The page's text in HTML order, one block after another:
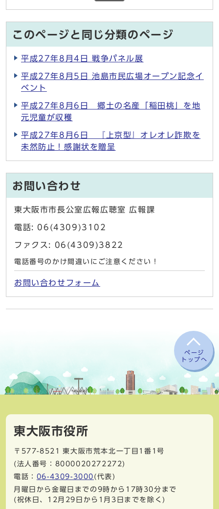
このページと同じ分類のページ
平成27年8月4日 戦争パネル展
平成27年8月5日 池島市民広場オープン記念イ
ベント
平成27年8月6日 郷土の名産「稲田桃」を地
元児童が収穫
平成27年8月6日 『上京型』オレオレ詐欺を
未然防止！感謝状を贈呈
お問い合わせ
東大阪市市長公室広報広聴室 広報課
電話: 06(4309)3102
ファクス: 06(4309)3822
電話番号のかけ間違いにご注意ください！
お問い合わせフォーム
ページ
トップへ
東大阪市役所
〒577-8521
東大阪市荒本北一丁目1番1号
(法人番号：8000020272272)
電話： 06-4309-3000 (代表)
月曜日から金曜日までの9時から17時30分まで
(祝休日、12月29日から1月3日までを除く)